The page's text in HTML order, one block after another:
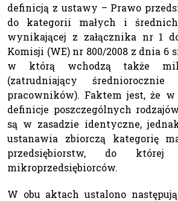
definicją z ustawy – Prawo
do kategorii małych i średnich
wynikającej z załącznika nr 1
Komisji (WE) nr 800/2008 z dnia 6
w którą wchodzą także
(zatrudniający
pracowników). Faktem jest, że
definicje poszczególnych
są w zasadzie identyczne,
ustanawia zbiorczą kategorię
przedsiębiorstw, do
mikroprzedsiębiorców.
W obu aktach ustalono